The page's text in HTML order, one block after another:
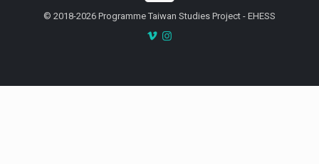
© 2018-2026 Programme Taiwan Studies Project - EHESS